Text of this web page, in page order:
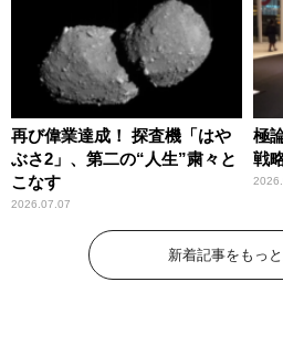
再び偉業達成！ 探査機「はや
ぶさ2」、第二の“人生”粛々と
こなす
2026.07.07
極
戦
新着記事をもっ